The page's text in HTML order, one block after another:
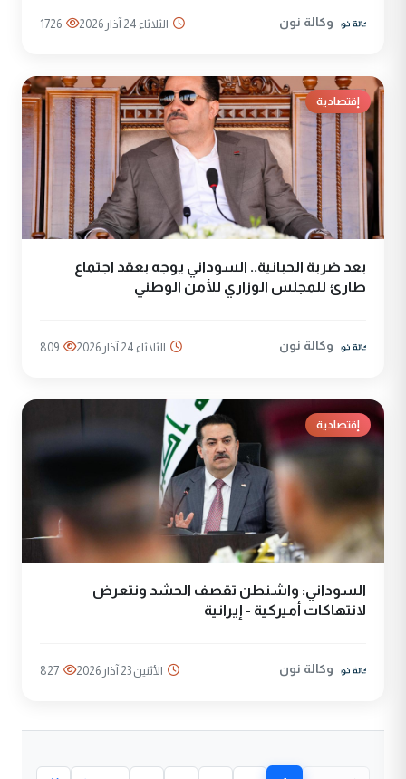
وكالة نون الثلاثاء 24 آذار 2026 1726
إقتصادية
بعد ضربة الحبانية.. السوداني يوجه بعقد اجتماع
طارئ للمجلس الوزاري للأمن الوطني
وكالة نون الثلاثاء 24 آذار 2026 809
إقتصادية
السوداني: واشنطن تقصف الحشد ونتعرض
لانتهاكات أميركية - إيرانية
وكالة نون الأثنين 23 آذار 2026 827